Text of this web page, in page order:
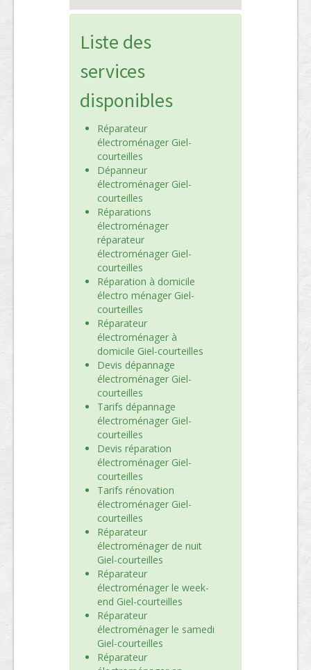
Liste des
services
disponibles
Réparateur
électroménager Giel-
courteilles
Dépanneur
électroménager Giel-
courteilles
Réparations
électroménager
réparateur
électroménager Giel-
courteilles
Réparation à domicile
électro ménager Giel-
courteilles
Réparateur
électroménager à
domicile Giel-courteilles
Devis dépannage
électroménager Giel-
courteilles
Tarifs dépannage
électroménager Giel-
courteilles
Devis réparation
électroménager Giel-
courteilles
Tarifs rénovation
électroménager Giel-
courteilles
Réparateur
électroménager de nuit
Giel-courteilles
Réparateur
électroménager le week-
end Giel-courteilles
Réparateur
électroménager le samedi
Giel-courteilles
Réparateur